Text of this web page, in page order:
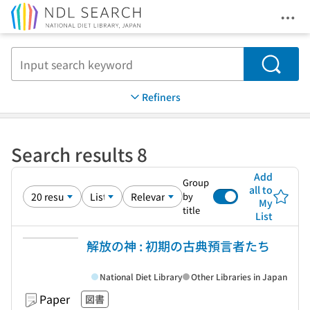
Search
Refiners
Search results 8
Group
by
title
Add
all to
My
List
解放の神 : 初期の古典預言者たち
Paper 図書
National Diet Library Other Libraries in Japan